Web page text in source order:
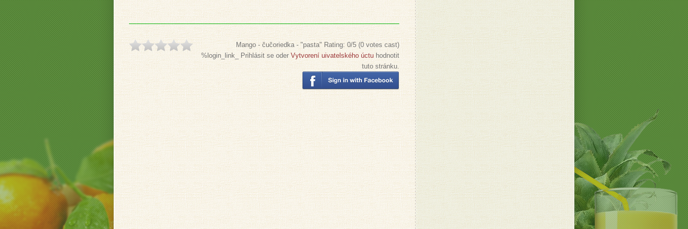
Mango - čučoriedka - "pasta" Rating:0/5 (0votes cast)
%login_link_ Prihlásit se oderVytvorení uivatelského úctuhodnotit
tuto stránku.